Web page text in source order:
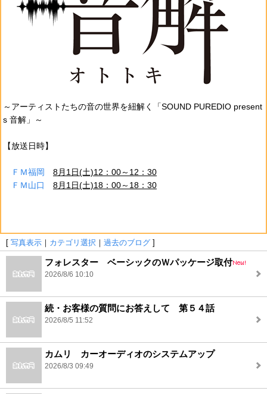
～アーティストたちの音の世界を紐解く「SOUND PUREDIO present
s 音解」～
【放送日時】
ＦＭ福岡
8月1日(土)12：00～12：30
ＦＭ山口
8月1日(土)18：00～18：30
[ 写真表示 ｜ カテゴリ選択 ｜ 過去のブログ ]
フォレスター ベーシックのＷパッケージ取付
2026/8/6 10:10
続・お客様の質問にお答えして 第５４話
2026/8/5 11:52
カムリ カーオーディオのシステムアップ
2026/8/3 09:49